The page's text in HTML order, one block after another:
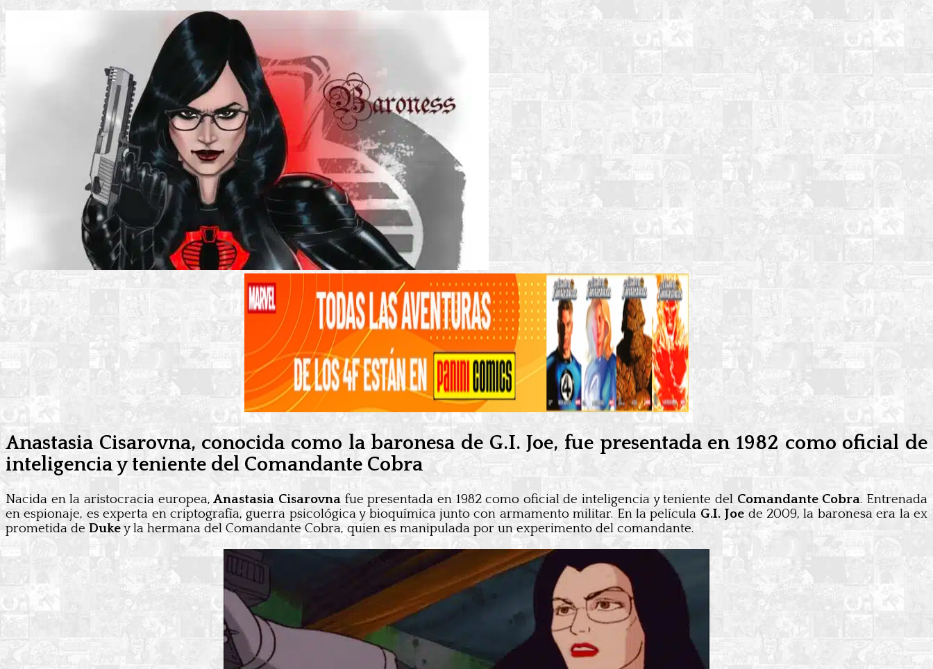
Anastasia Cisarovna, conocida como la baronesa de G.I. Joe, fue presentada en 1982 como oficial de
inteligencia y teniente del Comandante Cobra
Nacida en la aristocracia europea, Anastasia Cisarovnafue presentada en 1982 como oficial de inteligencia y teniente del Comandante Cobra. Entrenada
en espionaje, es experta en criptografía, guerra psicológica y bioquímica junto con armamento militar. En la película G.I. Joede 2009, la baronesa era la ex
prometida de Dukey la hermana del Comandante Cobra, quien es manipulada por un experimento del comandante.